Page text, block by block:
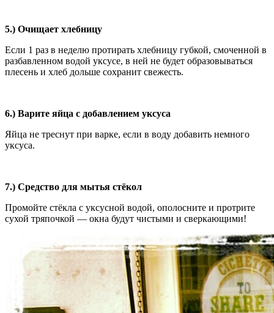
5.) Очищает хлебницу
Если 1 раз в неделю протирать хлебницу губкой, смоченной в
разбавленном водой уксусе, в ней не будет образовываться
плесень и хлеб дольше сохранит свежесть.
6.) Варите яйца с добавлением уксуса
Яйца не треснут при варке, если в воду добавить немного
уксуса.
7.) Средство для мытья стёкол
Промойте стёкла с уксусной водой, ополосните и протрите
сухой тряпочкой — окна будут чистыми и сверкающими!